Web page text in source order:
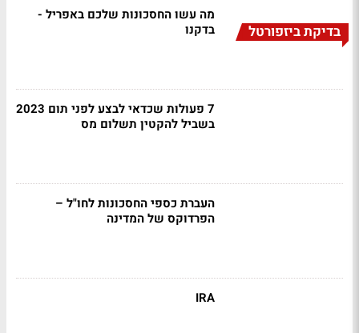
בדיקת ביזפורטל
מה עשו החסכונות שלכם באפריל -
בדקנו
7 פעולות שכדאי לבצע לפני תום 2023
בשביל להקטין תשלום מס
העברת כספי החסכונות לחו"ל –
הפרדוקס של המדינה
IRA